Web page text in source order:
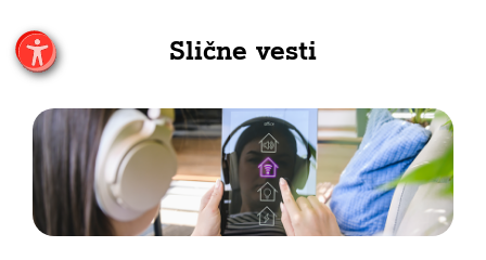
Slične vesti